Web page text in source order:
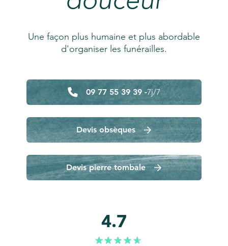
Une façon plus humaine et plus abordable
d'organiser les funérailles.
09 77 55 39 39 -7j/7
Devis obsèques
Devis pierre tombale
4.7